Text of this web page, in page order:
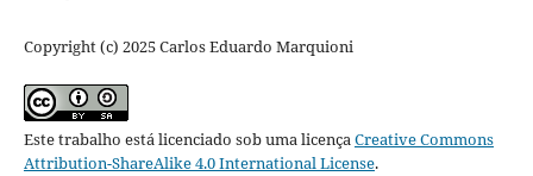
Copyright (c) 2025 Carlos Eduardo Marquioni
Este trabalho está licenciado sob uma licençaCreative Commons
Attribution-ShareAlike 4.0 International License.